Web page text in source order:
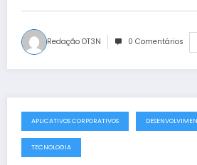
Redação OT3N 0 Comentários
julho 19, 2025
APLICATIVOS CORPORATIVOS
TECNOLOGIA